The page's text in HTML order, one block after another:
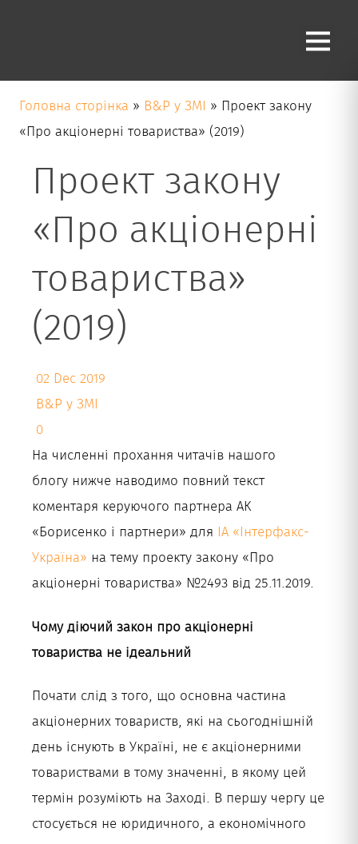
Укр
Головна сторінка » B&P у ЗМІ » Проект закону
«Про акціонерні товариства» (2019)
Проект закону
«Про акціонерні
товариства»
(2019)
02 Dec 2019
B&P у ЗМІ
0
На численні прохання читачів нашого
блогу нижче наводимо повний текст
коментаря керуючого партнера АК
«Борисенко і партнери» для ІА «Інтерфакс-
Україна» на тему проекту закону «Про
акціонерні товариства» №2493 від 25.11.2019.
Чому діючий закон про акціонерні
товариства не ідеальний
Почати слід з того, що основна частина
акціонерних товариств, які на сьогоднішній
день існують в Україні, не є акціонерними
товариствами в тому значенні, в якому цей
термін розуміють на Заході. В першу чергу це
стосується не юридичного, а економічного